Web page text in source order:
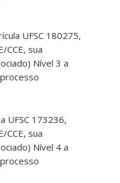
UFSC 180275,
CCE, sua
Nível 3 a
UFSC 173236,
CCE, sua
Nível 4 a